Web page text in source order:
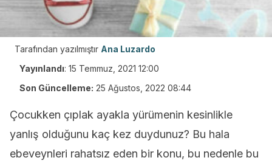
Tarafından yazılmıştır Ana Luzardo
Yayınlandı: 15 Temmuz, 2021 12:00
Son Güncelleme: 25 Ağustos, 2022 08:44
Çocukken çıplak ayakla yürümenin kesinlikle
yanlış olduğunu kaç kez duydunuz? Bu hala
ebeveynleri rahatsız eden bir konu, bu nedenle bu